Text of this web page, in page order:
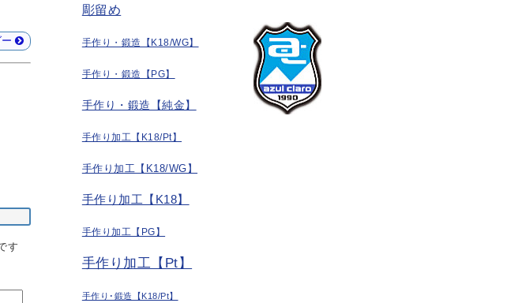
ー
す
彫留め
手作り・鍛造【K18/WG】
手作り・鍛造【PG】
手作り・鍛造【純金】
手作り加工【K18/Pt】
手作り加工【K18/WG】
手作り加工【K18】
手作り加工【PG】
手作り加工【Pt】
手作り･鍛造【K18/Pt】